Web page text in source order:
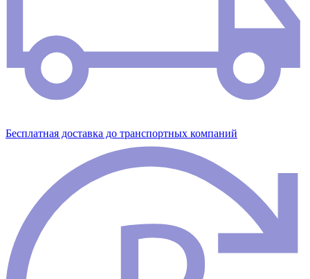
Бесплатная доставка до транспортных компаний